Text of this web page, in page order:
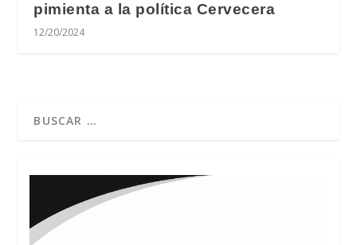
pimienta a la política Cervecera
12/20/2024